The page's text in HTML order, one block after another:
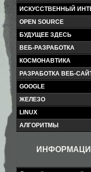
ИСКУССТВЕННЫЙ
OPEN SOURCE
БУДУЩЕЕ ЗДЕСЬ
ВЕБ-РАЗРАБОТКА
КОСМОНАВТИКА
РАЗРАБОТКА ВЕБ-
GOOGLE
ЖЕЛЕЗО
LINUX
АЛГОРИТМЫ